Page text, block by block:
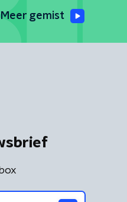
Meer gemist